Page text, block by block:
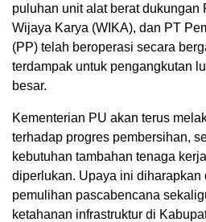
puluhan unit alat berat dukungan
Wijaya Karya (WIKA), dan PT
(PP) telah beroperasi secara
terdampak untuk pengangkutan
besar.
Kementerian PU akan terus
terhadap progres pembersihan,
kebutuhan tambahan tenaga
diperlukan. Upaya ini diharapkan
pemulihan pascabencana
ketahanan infrastruktur di